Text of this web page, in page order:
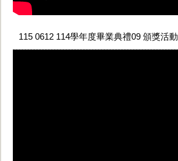
115 0612 114學年度畢業典禮09 頒獎活動